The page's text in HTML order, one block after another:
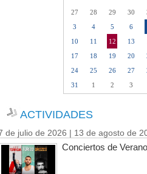
27 28 29 30
3
4 5 6
10
11 12 13
17
18 19 20
24
25 26 27
31
1 2 3
ACTIVIDADES
de julio de 2026 | 13 de agosto de
Conciertos de